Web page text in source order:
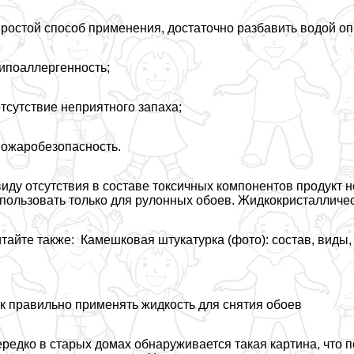
способ применения, достаточно разбавить водой
неприятного запаха;
отсутствия в составе токсичных компонентов продукт
только для рулонных обоев.
также: Камешковая штукатурка (фото): состав,
правильно применять жидкость для снятия обоев
в старых домах обнаруживается такая картина,